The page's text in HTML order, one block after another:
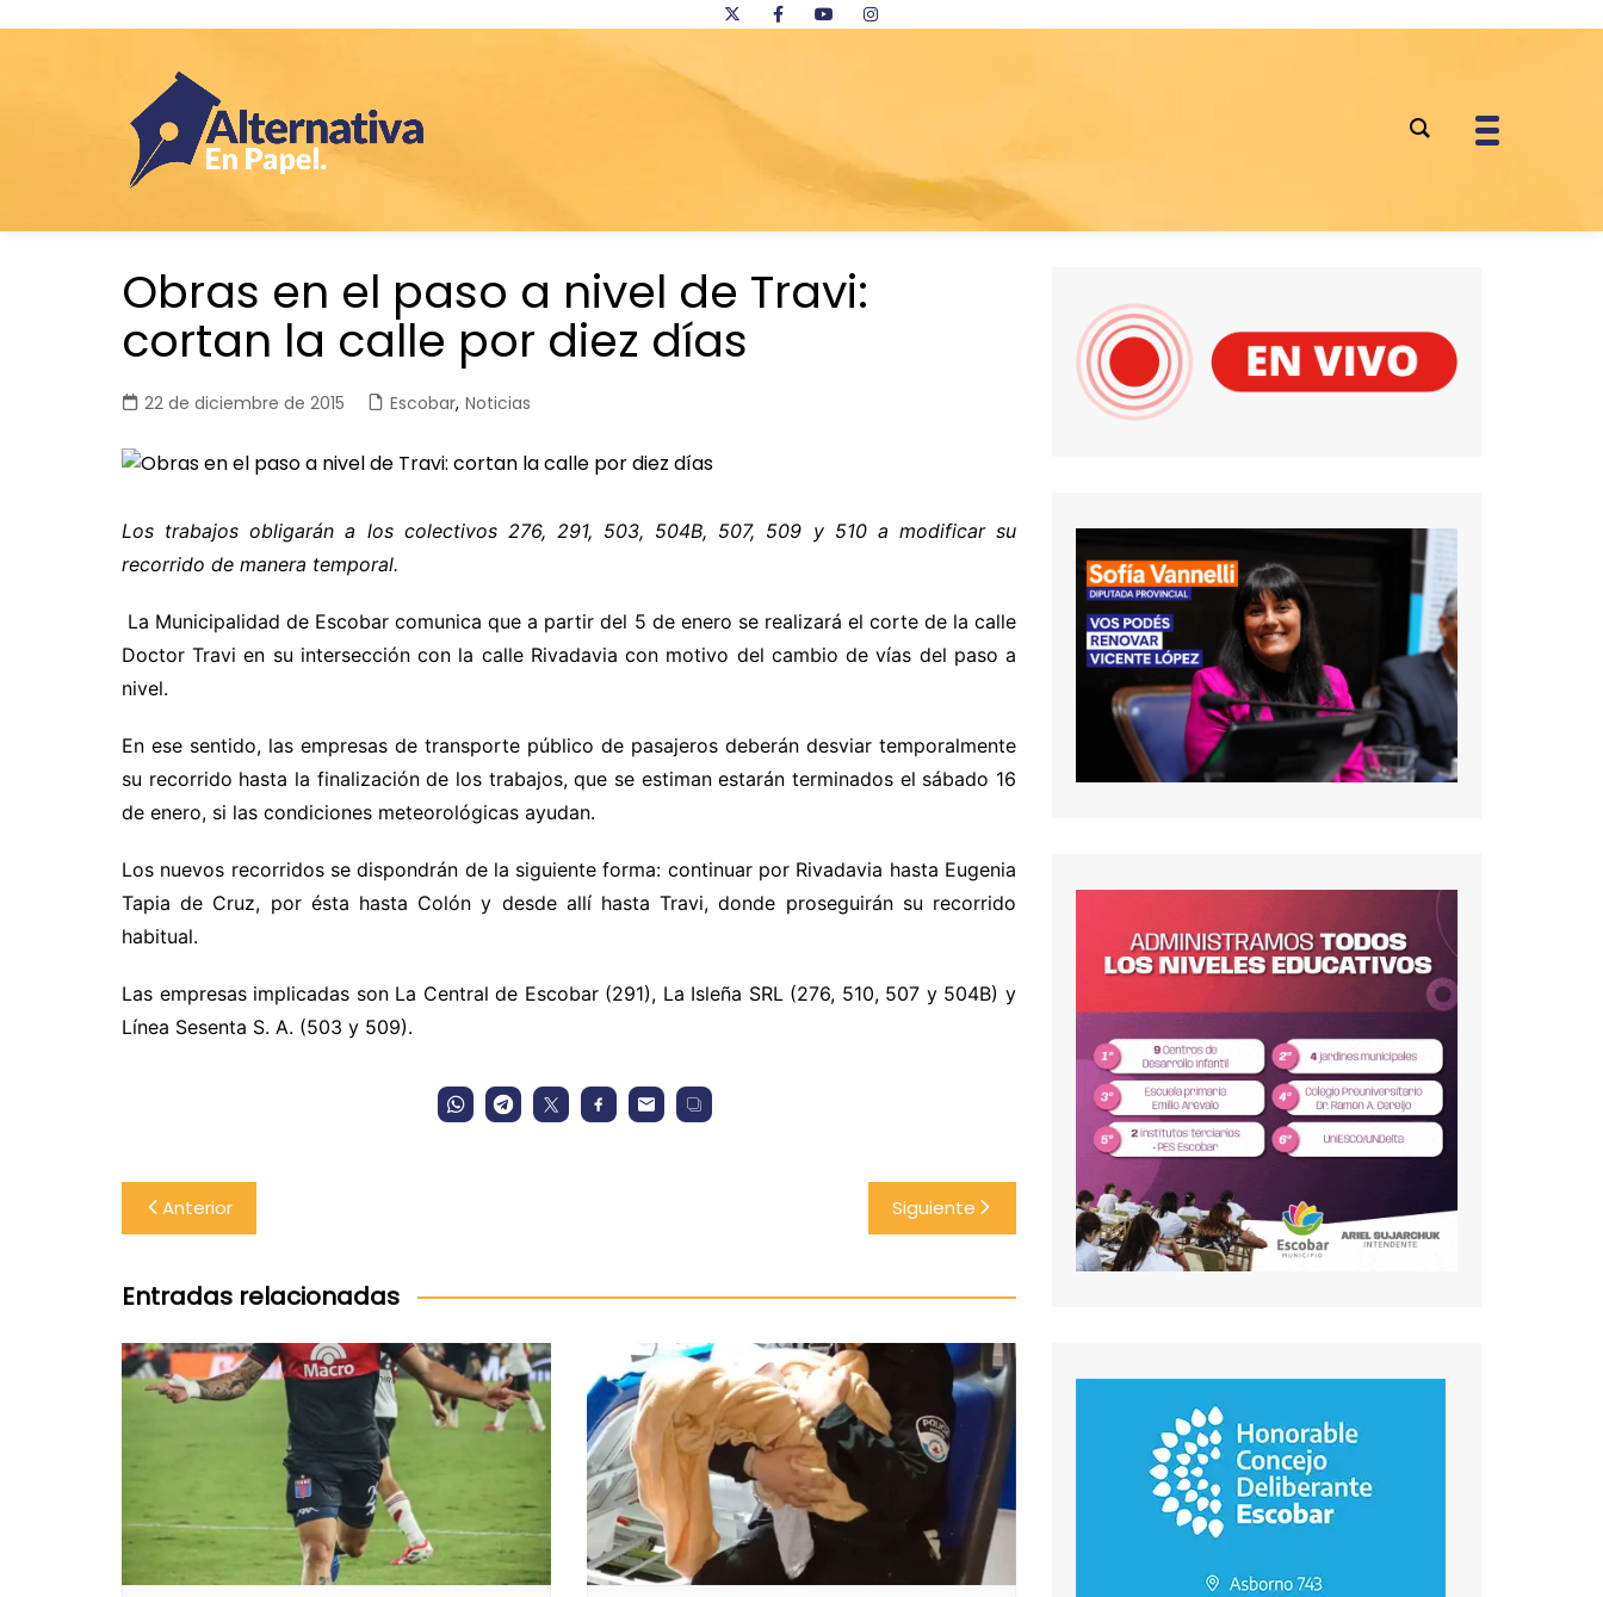
Obras en el paso a nivel de Travi:
cortan la calle por diez días
22 de diciembre de 2015 Escobar, Noticias
Los trabajos obligarán a los colectivos 276, 291, 503, 504B, 507, 509 y 510 a modificar su
recorrido de manera temporal.
La Municipalidad de Escobar comunica que a partir del 5 de enero se realizará el corte de la calle
Doctor Travi en su intersección con la calle Rivadavia con motivo del cambio de vías del paso a
nivel.
En ese sentido, las empresas de transporte público de pasajeros deberán desviar temporalmente
su recorrido hasta la finalización de los trabajos, que se estiman estarán terminados el sábado 16
de enero, si las condiciones meteorológicas ayudan.
Los nuevos recorridos se dispondrán de la siguiente forma: continuar por Rivadavia hasta Eugenia
Tapia de Cruz, por ésta hasta Colón y desde allí hasta Travi, donde proseguirán su recorrido
habitual.
Las empresas implicadas son La Central de Escobar (291), La Isleña SRL (276, 510, 507 y 504B) y
Línea Sesenta S. A. (503 y 509).
Navegación
de
entradas
Anterior Siguiente
Entradas relacionadas